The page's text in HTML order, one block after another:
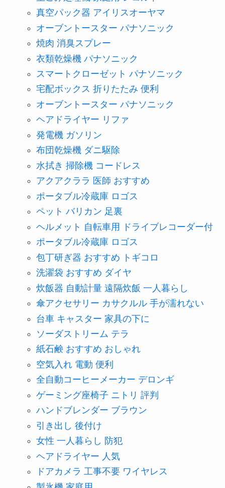
真空パック器 アイリスオーヤマ
オーブントースター パナソニック
焼肉 消臭スプレー
衣類乾燥機 パナソニック
スマートクローゼット パナソニック
宅配ボックス 折りたたみ 便利
オーブントースター パナソニック
ヘアドライヤー リファ
発電機 ガソリン
布団乾燥機 ダニ駆除
水拭き 掃除機 コードレス
アクアクララ 医師 おすすめ
ポータブル冷蔵庫 ロゴス
ペット バリカン 足裏
ヘルメット 自転車用 ドライブレコーダー付
ポータブル冷蔵庫 ロゴス
包丁研ぎ器 おすすめ トギコロ
洗濯袋 おすすめ ダイヤ
炊飯器 自動計量 遠隔炊飯 一人暮らし
傘アクセサリー カサクルル 手が濡れない
台車 キャスター 家具の下に
ソーダストリーム テラ
紙石鹸 おすすめ おしゃれ
空気入れ 電動 便利
全自動コーヒーメーカー デロンギ
ゲーミング座椅子 ニトリ 評判
ハンドブレンダー ブラウン
引き出し 後付け
女性 一人暮らし 防犯
ヘアドライヤー 人気
ドアカメラ 工事不要 ワイヤレス